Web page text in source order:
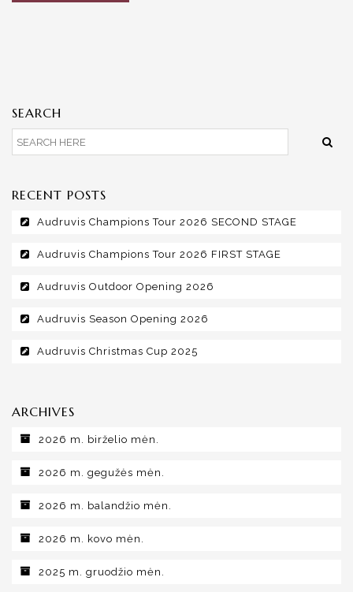
SEARCH
RECENT POSTS
Audruvis Champions Tour 2026 SECOND STAGE
Audruvis Champions Tour 2026 FIRST STAGE
Audruvis Outdoor Opening 2026
Audruvis Season Opening 2026
Audruvis Christmas Cup 2025
ARCHIVES
2026 m. birželio mėn.
2026 m. gegužės mėn.
2026 m. balandžio mėn.
2026 m. kovo mėn.
2025 m. gruodžio mėn.